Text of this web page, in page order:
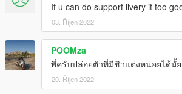
If u can do support livery it too
03. Říjen 2022
POOMza
พี่ครับปล่อยตัวที่มีชิวแต่งหน่อยได้มั้
20. Říjen 2022